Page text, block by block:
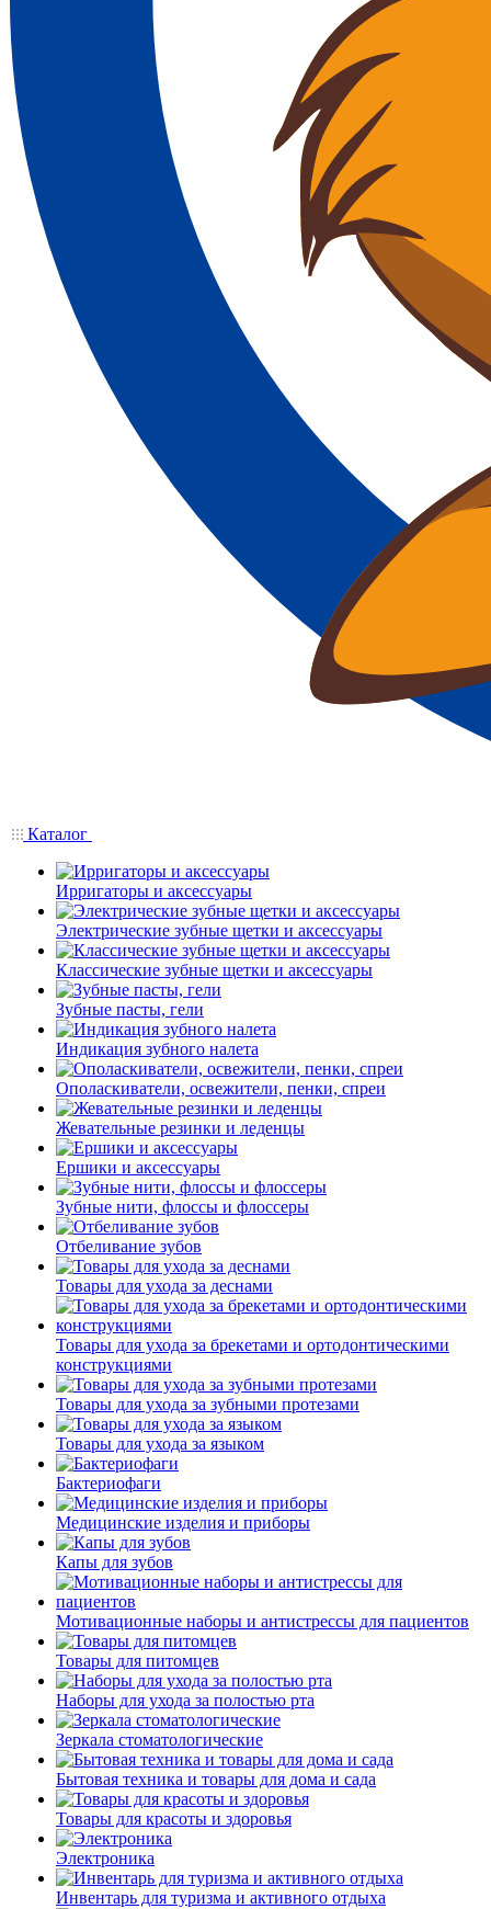
Каталог
Ирригаторы и аксессуары
Электрические зубные щетки и аксессуары
Классические зубные щетки и аксессуары
Зубные пасты, гели
Индикация зубного налета
Ополаскиватели, освежители, пенки, спреи
Жевательные резинки и леденцы
Ершики и аксессуары
Зубные нити, флоссы и флоссеры
Отбеливание зубов
Товары для ухода за деснами
Товары для ухода за брекетами и ортодонтическими
конструкциями
Товары для ухода за зубными протезами
Товары для ухода за языком
Бактериофаги
Медицинские изделия и приборы
Капы для зубов
Мотивационные наборы и антистрессы для пациентов
Товары для питомцев
Наборы для ухода за полостью рта
Зеркала стоматологические
Бытовая техника и товары для дома и сада
Товары для красоты и здоровья
Электроника
Инвентарь для туризма и активного отдыха